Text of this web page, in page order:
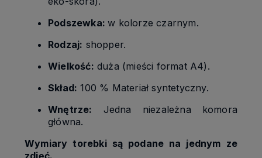
Podszewka:w kolorze czarnym.
Rodzaj: shopper.
Wielkość: duża (mieści format A4).
Skład: 100 % Materiał syntetyczny.
Wnętrze: Jedna niezależna komora
główna.
Wymiary torebki są podane na jednym ze